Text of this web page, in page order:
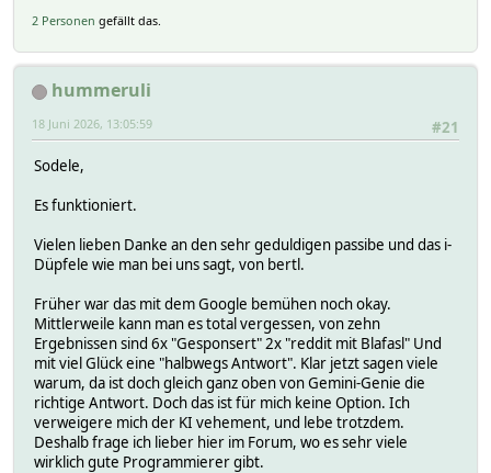
2 Personen gefällt das.
hummeruli
#21
18 Juni 2026, 13:05:59
Sodele,
Es funktioniert.
Vielen lieben Danke an den sehr geduldigen passibe und das i-
Düpfele wie man bei uns sagt, von bertl.
Früher war das mit dem Google bemühen noch okay.
Mittlerweile kann man es total vergessen, von zehn
Ergebnissen sind 6x "Gesponsert" 2x "reddit mit Blafasl" Und
mit viel Glück eine "halbwegs Antwort". Klar jetzt sagen viele
warum, da ist doch gleich ganz oben von Gemini-Genie die
richtige Antwort. Doch das ist für mich keine Option. Ich
verweigere mich der KI vehement, und lebe trotzdem.
Deshalb frage ich lieber hier im Forum, wo es sehr viele
wirklich gute Programmierer gibt.